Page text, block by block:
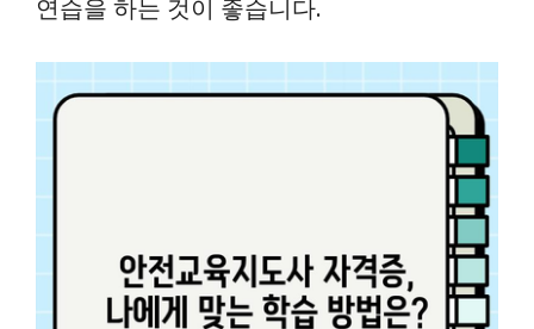
연습을 하는 것이 좋습니다.